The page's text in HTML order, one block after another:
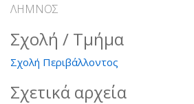
ΛΗΜΝΟΣ
Σχολή / Τμήμα
Σχολή Περιβάλλοντος
Σχετικά αρχεία